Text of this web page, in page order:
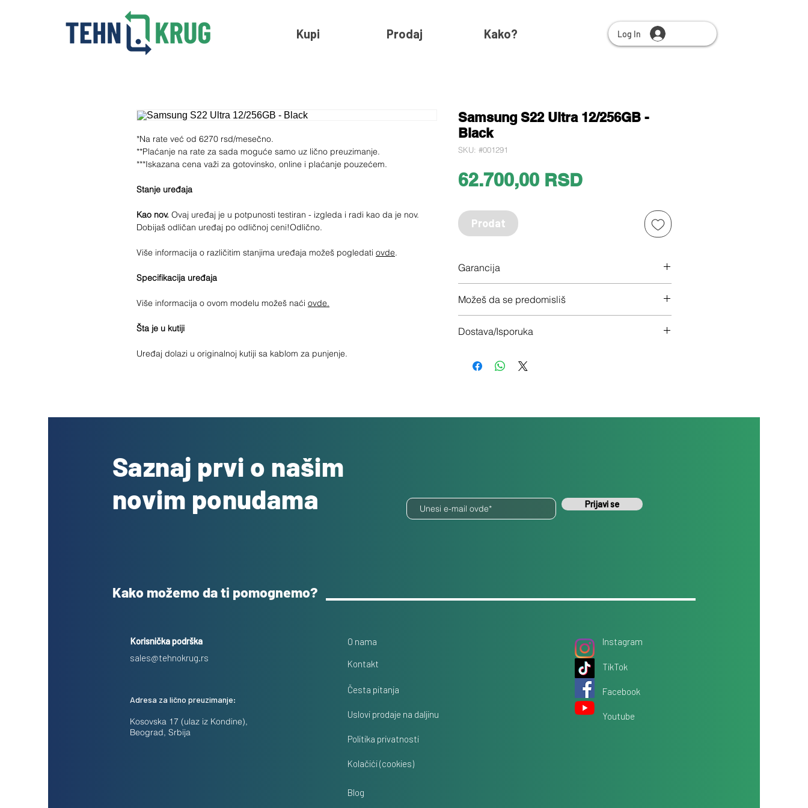
Kupi Prodaj Kako? Log In
*Na rate već od 6270 rsd/mesečno.
**Plaćanje na rate za sada moguće samo uz lično preuzimanje.
***Iskazana cena važi za gotovinsko, online i plaćanje pouzećem.
Stanje uređaja
Kao nov. Ovaj uređaj je u potpunosti testiran - izgleda i radi kao da je nov.
Dobijaš odličan uređaj po odličnoj ceni!Odlično.
Više informacija o različitim stanjima uređaja možeš pogledati ovde.
Specifikacija uređaja
Više informacija o ovom modelu možeš naći ovde.
Šta je u kutiji
Uređaj dolazi u originalnoj kutiji sa kablom za punjenje.
Samsung S22 Ultra 12/256GB -
Black
SKU: #001291
62.700,00 RSDPrice
Prodat
Garancija
Možeš da se predomisliš
Dostava/Isporuka
Saznaj prvi o našim
novim ponudama
Prijavi se
Kako možemo da ti pomognemo?
Korisnička podrška
sales@tehnokrug.rs
Adresa za lično preuzimanje:
Kosovska 17 (ulaz iz Kondine),
Beograd, Srbija
O nama
Kontakt
Česta pitanja
Uslovi prodaje na daljinu
Politika privatnosti
Kolačići (cookies)
Instagram
TikTok
Facebook
Youtube
Blog